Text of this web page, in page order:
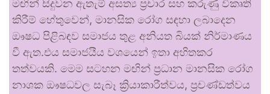
මඟින් සිදුවන ඇතැම් අසත්‍ය ප්‍රචාර සහ කරුණු විකෘති
කිරීම් හේතුවෙන්, මානසික රෝග සඳහා ලබාදෙන
ඖෂධ පිළිබඳව සමාජය තුළ අනියත බියක් නිර්මාණය
වී ඇත.එය සමාජයීය වශයෙන් ඉතා අහිතකර
තත්වයකි. මෙම සටහන මඟින් ප්‍රධාන මානසික රෝග
නාශක ඖෂධවල සැබෑ ක්‍රියාකාරීත්වය, ප්‍රචණ්ඩත්වය